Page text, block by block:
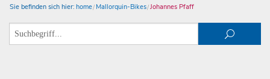
Sie befinden sich hier: home Mallorquin-Bikes Johannes Pfaff